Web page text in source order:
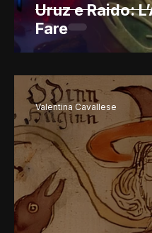
Uruz e Raido:
Fare
Valentina Cavallese